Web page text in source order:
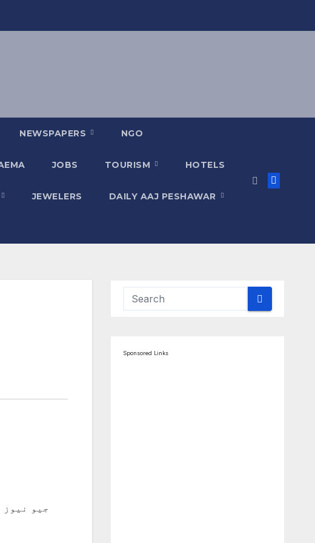
NEWSPAPERS NGO
JOBS TOURISM HOTELS
JEWELERS DAILY AAJ PESHAWAR
جیو نیوز
Sponsored Links